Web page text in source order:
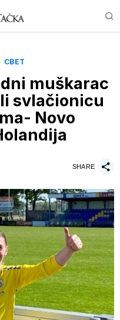
· СВЕТ
muškarac
svlačionicu
Novo
SHARE